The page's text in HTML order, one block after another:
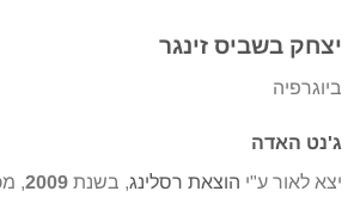
יצחק בשביס זינגר
ביוגרפיה
ג'נט האדה
יצא לאור ע"י הוצאת רסלינג, בשנת 2009
,